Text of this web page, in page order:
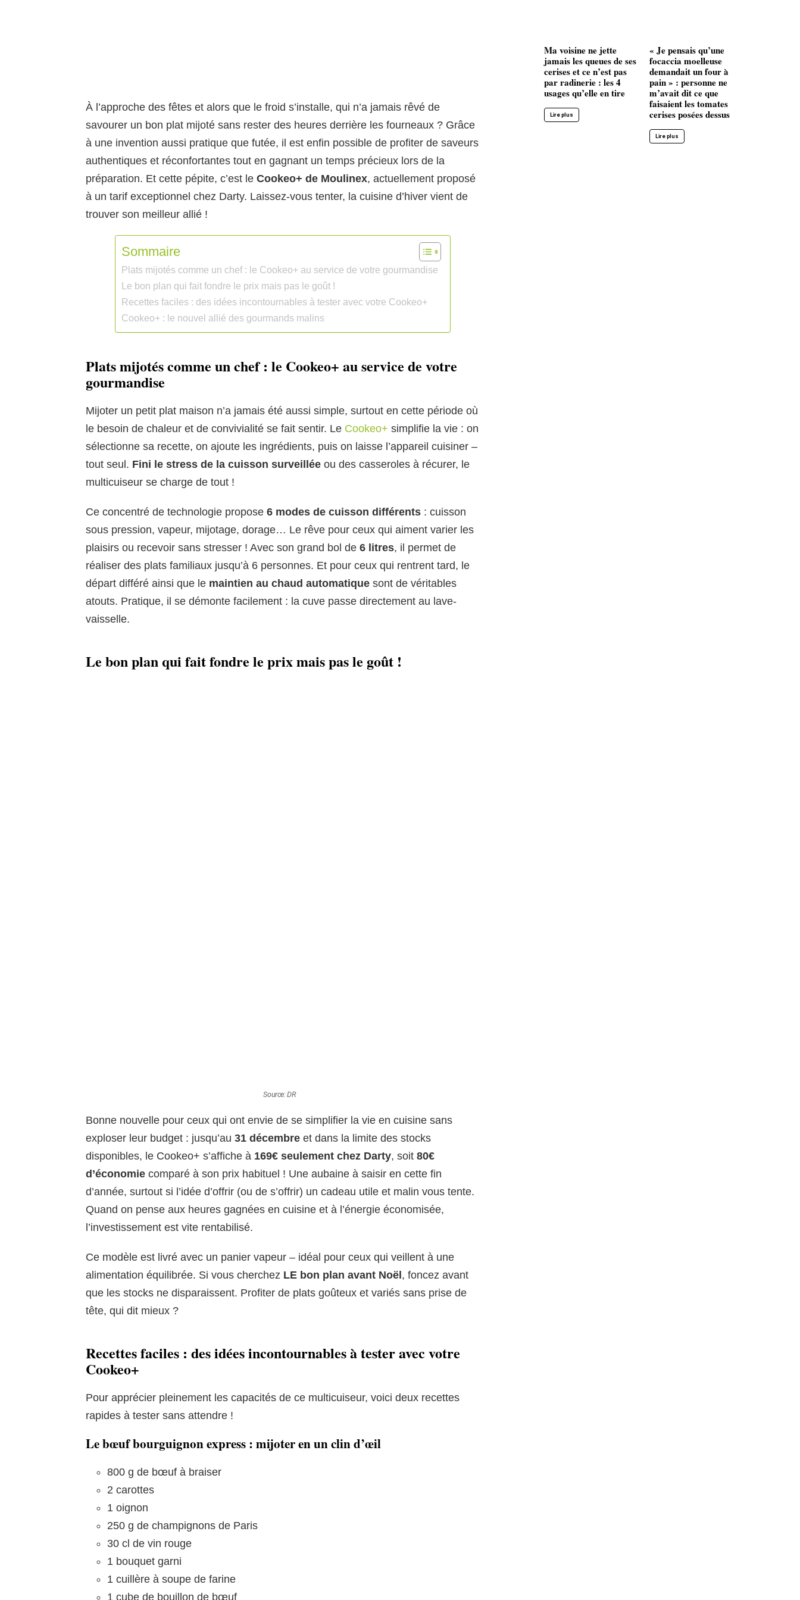
À l’approche des fêtes et alors que le froid s’installe, qui n’a jamais rêvé de
savourer un bon plat mijoté sans rester des heures derrière les fourneaux ? Grâce
à une invention aussi pratique que futée, il est enfin possible de profiter de saveurs
authentiques et réconfortantes tout en gagnant un temps précieux lors de la
préparation. Et cette pépite, c’est le Cookeo+ de Moulinex, actuellement proposé
à un tarif exceptionnel chez Darty. Laissez-vous tenter, la cuisine d’hiver vient de
trouver son meilleur allié !
Sommaire
Plats mijotés comme un chef : le Cookeo+ au service de votre gourmandise
Le bon plan qui fait fondre le prix mais pas le goût !
Recettes faciles : des idées incontournables à tester avec votre Cookeo+
Cookeo+ : le nouvel allié des gourmands malins
Plats mijotés comme un chef : le Cookeo+ au service de votre
gourmandise
Mijoter un petit plat maison n’a jamais été aussi simple, surtout en cette période où
le besoin de chaleur et de convivialité se fait sentir. Le Cookeo+ simplifie la vie : on
sélectionne sa recette, on ajoute les ingrédients, puis on laisse l’appareil cuisiner –
tout seul. Fini le stress de la cuisson surveillée ou des casseroles à récurer, le
multicuiseur se charge de tout !
Ce concentré de technologie propose 6 modes de cuisson différents : cuisson
sous pression, vapeur, mijotage, dorage… Le rêve pour ceux qui aiment varier les
plaisirs ou recevoir sans stresser ! Avec son grand bol de 6 litres, il permet de
réaliser des plats familiaux jusqu’à 6 personnes. Et pour ceux qui rentrent tard, le
départ différé ainsi que le maintien au chaud automatique sont de véritables
atouts. Pratique, il se démonte facilement : la cuve passe directement au lave-
vaisselle.
Le bon plan qui fait fondre le prix mais pas le goût !
Source: DR
Bonne nouvelle pour ceux qui ont envie de se simplifier la vie en cuisine sans
exploser leur budget : jusqu’au 31 décembre et dans la limite des stocks
disponibles, le Cookeo+ s’affiche à 169€ seulement chez Darty, soit 80€
d’économie comparé à son prix habituel ! Une aubaine à saisir en cette fin
d’année, surtout si l’idée d’offrir (ou de s’offrir) un cadeau utile et malin vous tente.
Quand on pense aux heures gagnées en cuisine et à l’énergie économisée,
l’investissement est vite rentabilisé.
Ce modèle est livré avec un panier vapeur – idéal pour ceux qui veillent à une
alimentation équilibrée. Si vous cherchez LE bon plan avant Noël , foncez avant
que les stocks ne disparaissent. Profiter de plats goûteux et variés sans prise de
tête, qui dit mieux ?
Recettes faciles : des idées incontournables à tester avec votre
Cookeo+
Pour apprécier pleinement les capacités de ce multicuiseur, voici deux recettes
rapides à tester sans attendre !
Le bœuf bourguignon express : mijoter en un clin d’œil
800 g de bœuf à braiser
2 carottes
1 oignon
250 g de champignons de Paris
30 cl de vin rouge
1 bouquet garni
1 cuillère à soupe de farine
1 cube de bouillon de bœuf
Ma voisine ne jette
jamais les queues de ses
cerises et ce n’est pas
par radinerie : les 4
usages qu’elle en tire
Lire plus
« Je pensais qu’une
focaccia moelleuse
demandait un four à
pain » : personne ne
m’avait dit ce que
faisaient les tomates
cerises posées dessus
Lire plus